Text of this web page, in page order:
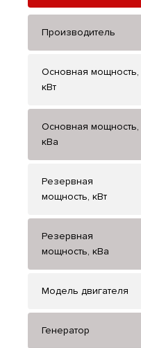
Производитель
Основная мощность,
кВт
Основная мощность,
кВа
Резервная
мощность, кВт
Резервная
мощность, кВа
Модель двигателя
Генератор